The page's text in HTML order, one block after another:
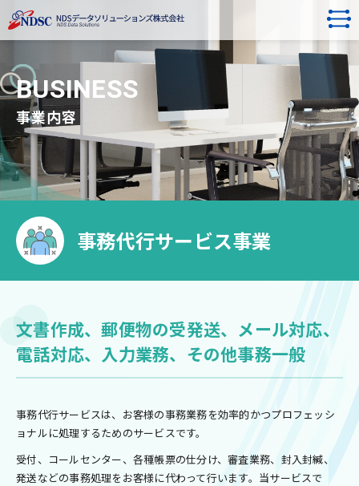
BUSINESS
事業内容
事務代行サービス事業
文書作成、郵便物の受発送、メール対応、
電話対応、入力業務、その他事務一般
事務代行サービスは、お客様の事務業務を効率的かつプロフェッシ
ョナルに処理するためのサービスです。
受付、コールセンター、各種帳票の仕分け、審査業務、封入封緘、
発送などの事務処理をお客様に代わって行います。当サービスで